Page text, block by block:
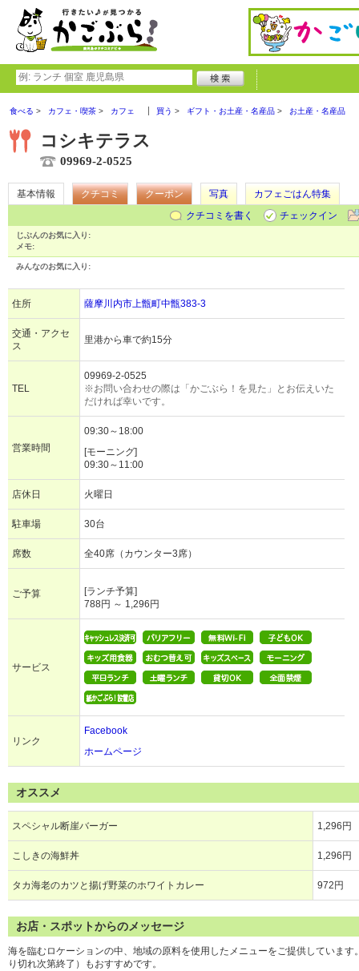
食べる カフェ・喫茶 カフェ 買う ギフト・お土産・名産品 お土産・名産品
コシキテラス
09969-2-0525
基本情報 クチコミ クーポン 写真
カフェごはん特集
クチコミを書く
チェックイン
じぶんのお気に入り:
メモ:
みんなのお気に入り:
住所 薩摩川内市上甑町中甑383-3
交通・アクセ
ス
里港から車で約15分
TEL
09969-2-0525
※お問い合わせの際は「かごぶら！を見た」とお伝えいた
だければ幸いです。
営業時間
09:30～18:00
[モーニング]
09:30～11:00
店休日 火曜日
駐車場 30台
席数 全40席（カウンター3席）
ご予算
[ランチ予算]
788円 ～ 1,296円
サービス
リンク
Facebook
ホームページ
オススメ
スペシャル断崖バーガー 1,296円
こしきの海鮮丼 1,296円
タカ海老のカツと揚げ野菜のホワイトカレー 972円
お店・スポットからのメッセージ
海を臨むロケーションの中、地域の原料を使用したメニューをご提供していま
り切れ次第終了）もおすすめです。